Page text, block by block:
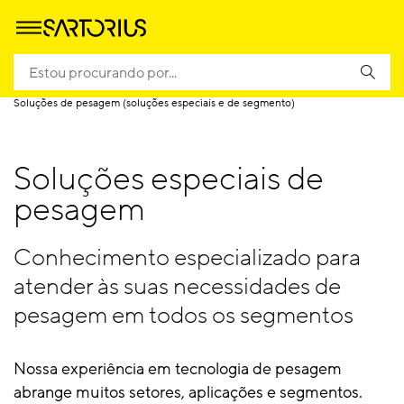
Homepage Produtos Pesagem
Soluções de pesagem (soluções especiais e de segmento)
Soluções especiais de
pesagem
Conhecimento especializado para
atender às suas necessidades de
pesagem em todos os segmentos
Nossa experiência em tecnologia de pesagem
abrange muitos setores, aplicações e segmentos.